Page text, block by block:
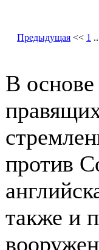
Предыдущая << 1
В основе
против
также и